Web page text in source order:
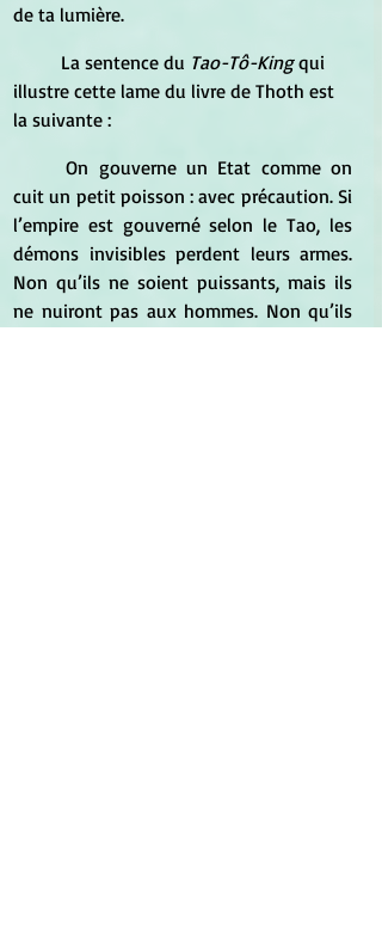
de ta lumière.
	La sentence du
Tao-Tô-King qui
illustre cette lame du livre de Thoth est
la suivante :
	On gouverne un Etat comme on
cuit un petit poisson : avec précaution. Si
l’empire est gouverné selon le Tao, les
démons invisibles perdent leurs armes.
Non qu’ils ne soient puissants, mais ils
ne nuiront pas aux hommes. Non qu’ils